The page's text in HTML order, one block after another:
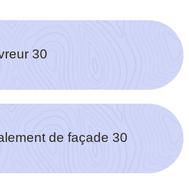
30
de façade 30